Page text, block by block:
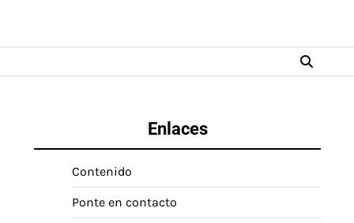
Enlaces
Contenido
Ponte en contacto